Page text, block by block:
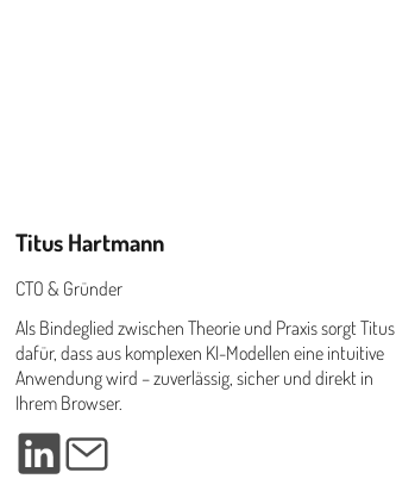
Titus Hartmann
CTO & Gründer
Als Bindeglied zwischen Theorie und Praxis sorgt Titus
dafür, dass aus komplexen KI-Modellen eine intuitive
Anwendung wird – zuverlässig, sicher und direkt in
Ihrem Browser.